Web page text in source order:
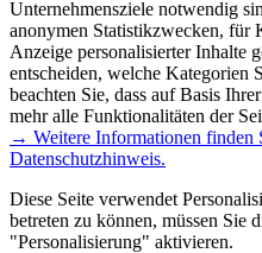
Unternehmensziele notwendig
anonymen Statistikzwecken, für
Anzeige personalisierter Inhalte
entscheiden, welche Kategorien
beachten Sie, dass auf Basis
mehr alle Funktionalitäten der
→ Weitere Informationen finden
Datenschutzhinweis.
Diese Seite verwendet
betreten zu können, müssen Sie
"Personalisierung" aktivieren.